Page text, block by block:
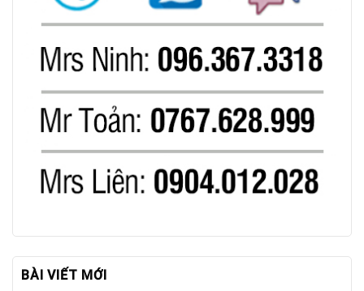
BÀI VIẾT MỚI